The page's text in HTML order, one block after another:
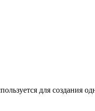
для создания